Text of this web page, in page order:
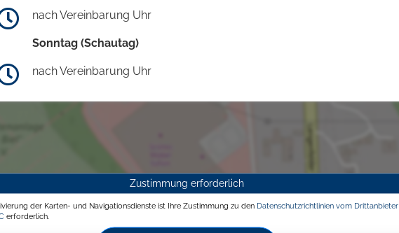
nach Vereinbarung Uhr
Sonntag (Schautag)
nach Vereinbarung Uhr
Zustimmung erforderlich
der Karten- und Navigationsdienste ist Ihre Zustimmung zu den Datenschutzrichtlinien vom Drittanbieter
erforderlich.